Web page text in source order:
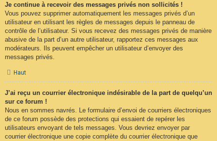
Je continue à recevoir des messages privés non sollicités !
Vous pouvez supprimer automatiquement les messages privés d’un
utilisateur en utilisant les règles de messages depuis le panneau de
contrôle de l’utilisateur. Si vous recevez des messages privés de manière
abusive de la part d’un autre utilisateur, rapportez ces messages aux
modérateurs. Ils peuvent empêcher un utilisateur d’envoyer des
messages privés.
Haut
J’ai reçu un courrier électronique indésirable de la part de quelqu’un
sur ce forum !
Nous en sommes navrés. Le formulaire d’envoi de courriers électroniques
de ce forum possède des protections qui essaient de repérer les
utilisateurs envoyant de tels messages. Vous devriez envoyer par
courrier électronique une copie complète du courrier électronique que